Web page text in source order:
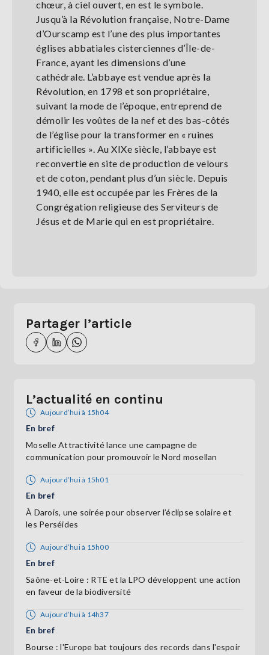
chœur, à ciel ouvert, en est le symbole.
Jusqu’à la Révolution française, Notre-Dame
d’Ourscamp est l’une des plus importantes
églises abbatiales cisterciennes d’Île-de-
France, ayant les dimensions d’une
cathédrale. L’abbaye est vendue après la
Révolution, en 1798 et son propriétaire,
suivant la mode de l’époque, entreprend de
démolir les voûtes de la nef et des bas-côtés
de l’église pour la transformer en « ruines
artificielles ». Au XIXe siècle, l’abbaye est
reconvertie en site de production de velours
et de coton, pendant plus d’un siècle. Depuis
1940, elle est occupée par les Frères de la
Congrégation religieuse des Serviteurs de
Jésus et de Marie qui en est propriétaire.
Partager l’article
L’actualité en continu
Aujourd’hui à 15h04
En bref
Moselle Attractivité lance une campagne de
communication pour promouvoir le Nord mosellan
Aujourd’hui à 15h01
En bref
À Darois, une soirée pour observer l’éclipse solaire et
les Perséides
Aujourd’hui à 15h00
En bref
Saône-et-Loire : RTE et la LPO développent une action
en faveur de la biodiversité
Aujourd’hui à 14h37
En bref
Bourse : l'Europe bat toujours des records dans l'espoir